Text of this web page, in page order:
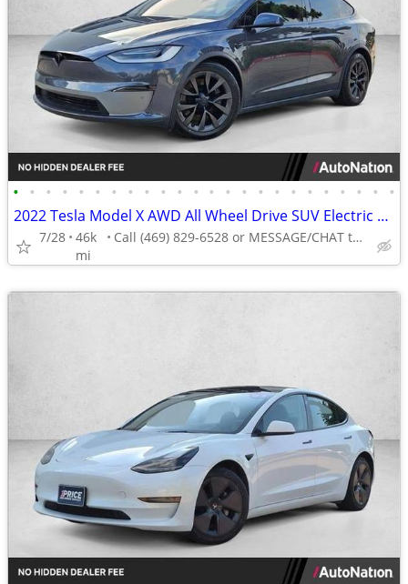
• • • • • • • • • • • • • • • • • • • • • • • •
2022 Tesla Model X AWD All Wheel Drive SUV Electric AUTONATION
7/28 46k
mi
Call (469) 829-6528 or MESSAGE/CHAT to confirm availability